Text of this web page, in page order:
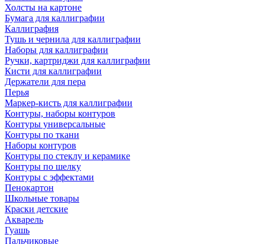
Холсты на картоне
Бумага для каллиграфии
Каллиграфия
Тушь и чернила для каллиграфии
Наборы для каллиграфии
Ручки, картриджи для каллиграфии
Кисти для каллиграфии
Держатели для пера
Перья
Маркер-кисть для каллиграфии
Контуры, наборы контуров
Контуры универсальные
Контуры по ткани
Наборы контуров
Контуры по стеклу и керамике
Контуры по шелку
Контуры с эффектами
Пенокартон
Школьные товары
Краски детские
Акварель
Гуашь
Пальчиковые